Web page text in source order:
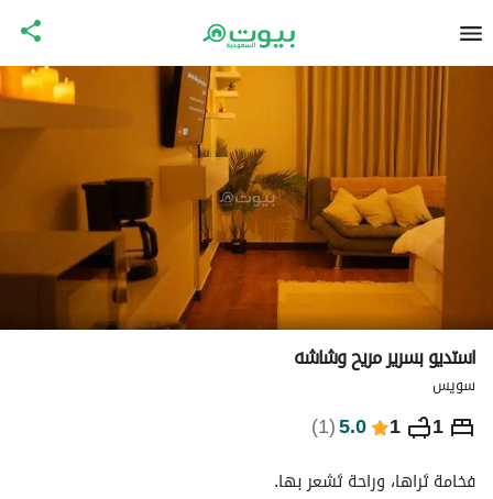
استديو بسرير مريح وشاشه
سويس
1
1
5.0
(
1
) ⃁
194 ليلة
التفاصيل الاماكن القريبة
فخامة تَراها، وراحة تَشعر بها.